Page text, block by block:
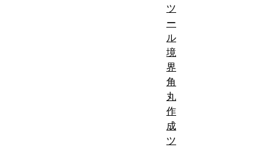
ツ
ー
ル
境
界
角
丸
作
成
ツ